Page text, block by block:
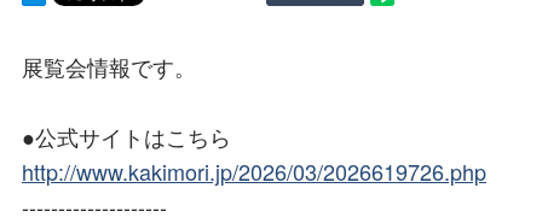
展覧会情報です。
●公式サイトはこちら
http://www.kakimori.jp/2026/03/2026619726.php
--------------------